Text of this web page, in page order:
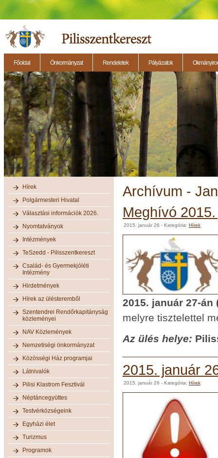
Főoldal Önkormányzat Rendeletek Pályázatok
2014.11.27. - Testületi ülés 2014.12.28. - Testületi ülés 2014.11.13. - Testületi
Hírek
Polgármesteri Hivatal
Választási információk 2026.
Nyomtatványok
Intézmények
TeSzedd - Pilisszentkereszt
Család- és Gyermekjóléti
Intézmény
Hirdetmények
Hírek az ülésteremből
Szentendrei Rendőrkapitányság
közleményei
NAV Közlemények
Nemzetiségi önkormányzat
Közösségi Ház programjai
Látnivalók
Pilisi Klastrom Fesztivál
Néptáncegyüttes
Testvérközségeink
Egyházi élet
Turizmus
Programok
Archívum -
Meghívó
2015. január 26 - Kategória: Hírek
2015. január 27-
melyre tisztelettel
Az ülés helye:
2015. január
2015. január 26 - Kategória: Hírek